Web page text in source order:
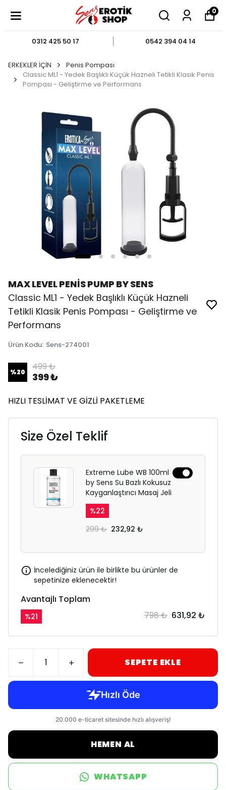
0
0312 425 50 17 0542 394 04 14
ERKEKLER İÇİN
Penis Pompası
Classic ML1 - Yedek Başlıklı Küçük Hazneli Tetikli Klasik Penis
Pompası - Geliştirme ve Performans
MAX LEVEL PENİS PUMP BY SENS
Classic ML1 - Yedek Başlıklı Küçük Hazneli
Tetikli Klasik Penis Pompası - Geliştirme ve
Performans
Ürün Kodu: Sens-274001
%20 499 ₺
399 ₺
HIZLI TESLİMAT VE GİZLİ PAKETLEME
Size Özel Teklif
Extreme Lube WB 100ml
by Sens Su Bazlı Kokusuz
Kayganlaştırıcı Masaj Jeli
%22
299 ₺ 232,92 ₺
İncelediğiniz ürün ile birlikte bu ürünler de
sepetinize eklenecektir!
Avantajlı Toplam
%21 798 ₺ 631,92 ₺
SEPETE EKLE
HEMEN AL
WHATSAPP